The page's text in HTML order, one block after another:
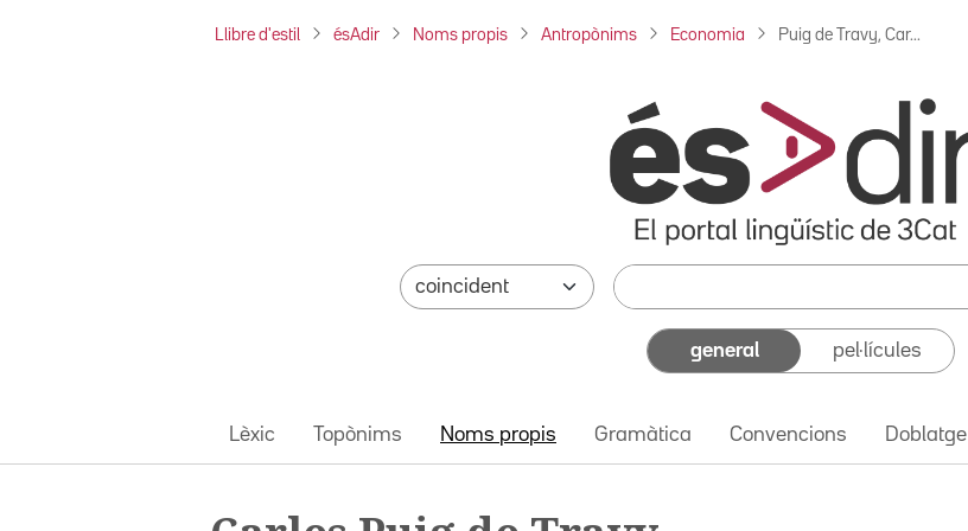
Llibre d'estil ésAdir Noms propis Antropònims Economia Puig de Travy, Car...
general pel·lícules
Lèxic Topònims Noms propis Gramàtica Convencions Doblatge